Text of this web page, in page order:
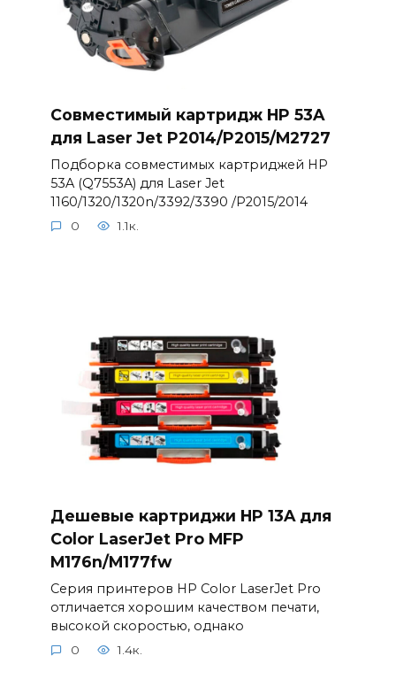
Совместимый картридж HP 53A
для Laser Jet P2014/P2015/M2727
Подборка совместимых картриджей HP
53A (Q7553A) для Laser Jet
1160/1320/1320n/3392/3390 /P2015/2014
0 1.1к.
Дешевые картриджи HP 13A для
Color LaserJet Pro MFP
M176n/M177fw
Серия принтеров HP Color LaserJet Pro
отличается хорошим качеством печати,
высокой скоростью, однако
0 1.4к.